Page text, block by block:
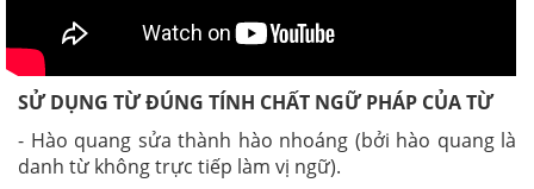
SỬ DỤNG TỪ ĐÚNG TÍNH CHẤT NGỮ PHÁP CỦA TỪ
- Hào quang sửa thành hào nhoáng (bởi hào quang là
danh từ không trực tiếp làm vị ngữ).